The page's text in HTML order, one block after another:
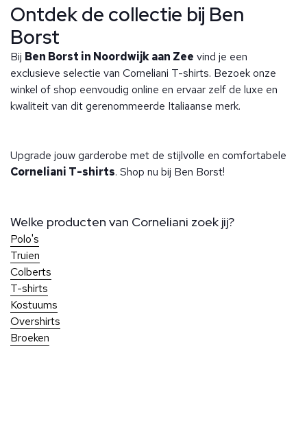
Ontdek de collectie bij Ben
Borst
Bij Ben Borst in Noordwijk aan Zee vind je een
exclusieve selectie van Corneliani T-shirts. Bezoek onze
winkel of shop eenvoudig online en ervaar zelf de luxe en
kwaliteit van dit gerenommeerde Italiaanse merk.
Upgrade jouw garderobe met de stijlvolle en comfortabele
Corneliani T-shirts. Shop nu bij Ben Borst!
Welke producten van Corneliani zoek jij?
Polo's
Truien
Colberts
T-shirts
Kostuums
Overshirts
Broeken